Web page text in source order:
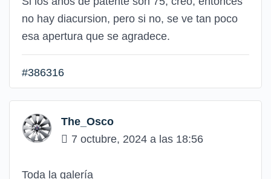
no hay diacursion, pero si no, se ve tan poco
esa apertura que se agradece.
#386316
The_Osco
7 octubre, 2024 a las 18:56
Toda la galería